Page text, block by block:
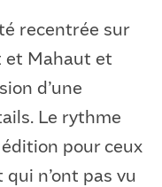
recentrée sur
et Mahaut et
d’une
Le rythme
pour ceux
n’ont pas vu